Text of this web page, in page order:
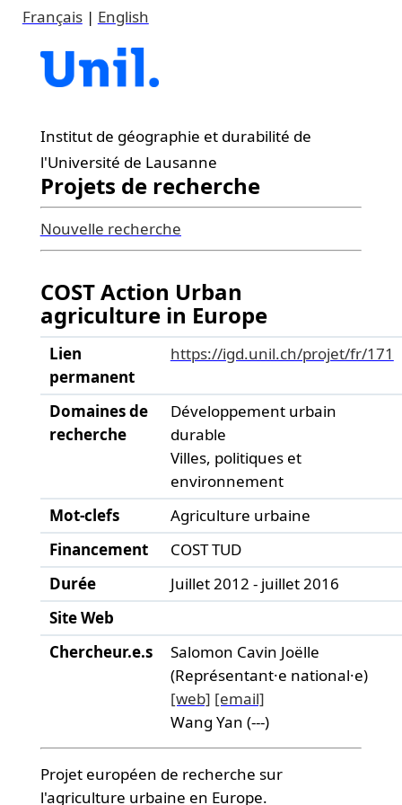
Français| English
Institut de géographie et durabilité de
l'Université de Lausanne
Projets de recherche
Nouvelle recherche
COST Action Urban
agriculture in Europe
Lien
permanent
https://igd.unil.ch/projet/fr/171
Domaines de
recherche
Développement urbain
durable
Villes, politiques et
environnement
Mot-clefs
Agriculture urbaine
Financement
COST TUD
Durée
Juillet 2012 - juillet 2016
Site Web
Chercheur.e.s
Salomon Cavin Joëlle
(Représentant·e national·e)
[web] [email]
Wang Yan (---)
Projet européen de recherche sur
l'agriculture urbaine en Europe.